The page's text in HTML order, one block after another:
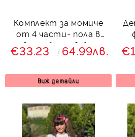
Комплект за момиче
от 4 части- пола в
червено, блуза в бяло с
къдрици с фолклорни/
и диадема
€33.23 64.99лв.
Виж детайли